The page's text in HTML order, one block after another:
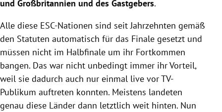
und Großbritannien und des Gastgebers.
Alle diese ESC-Nationen sind seit Jahrzehnten gemäß
den Statuten automatisch für das Finale gesetzt und
müssen nicht im Halbfinale um ihr Fortkommen
bangen. Das war nicht unbedingt immer ihr Vorteil,
weil sie dadurch auch nur einmal live vor TV-
Publikum auftreten konnten. Meistens landeten
genau diese Länder dann letztlich weit hinten. Nun